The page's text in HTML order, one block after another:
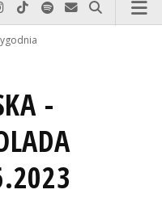
do nas zadzwoń
nas na Facebook-u
nas na X
Odwiedź nas na Instagram-ie
Odwiedź nas na TikTok-u
Szukaj nas na Spotify
Wyślij do nas
Szukaj
-